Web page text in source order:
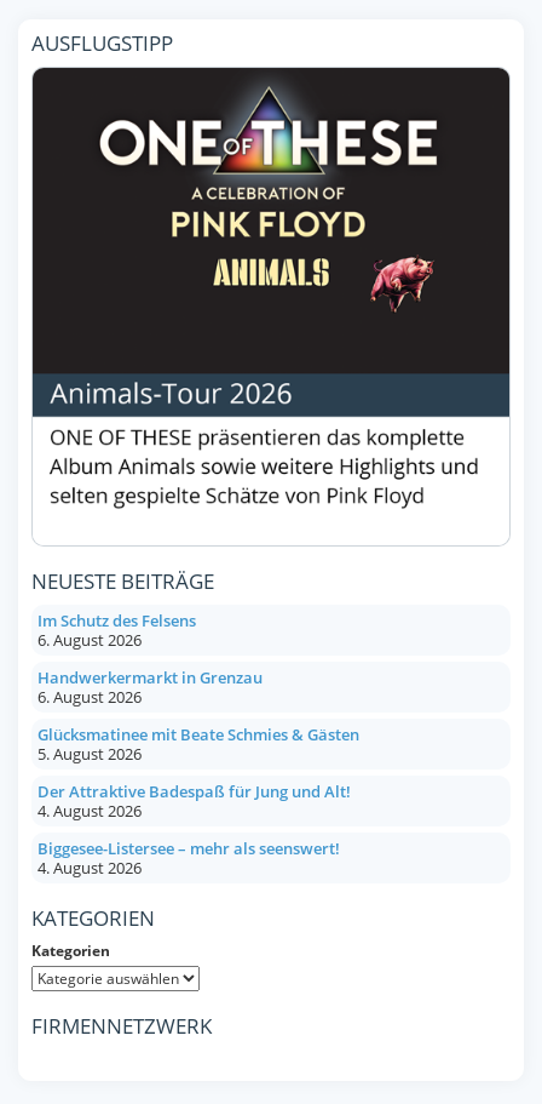
AUSFLUGSTIPP
NEUESTE BEITRÄGE
Im Schutz des Felsens
6. August 2026
Handwerkermarkt in Grenzau
6. August 2026
Glücksmatinee mit Beate Schmies & Gästen
5. August 2026
Der Attraktive Badespaß für Jung und Alt!
4. August 2026
Biggesee-Listersee – mehr als seenswert!
4. August 2026
KATEGORIEN
Kategorien
FIRMENNETZWERK